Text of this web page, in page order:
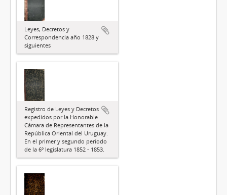
Leyes, Decretos y
Correspondencia año 1828 y
siguientes
Registro de Leyes y Decretos
expedidos por la Honorable
Cámara de Representantes de la
República Oriental del Uruguay.
En el primer y segundo período
de la 6º legislatura 1852 - 1853.